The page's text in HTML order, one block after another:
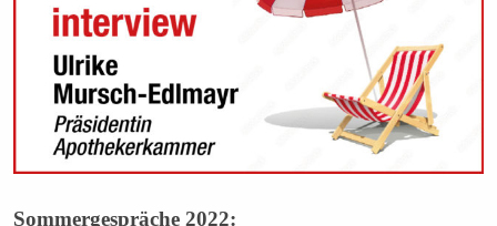
Sommergespräche 2022: